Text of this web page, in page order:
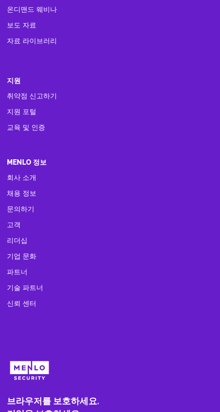
온디맨드 웨비나
보도 자료
자료 라이브러리
지원
취약점 신고하기
지원 포털
교육 및 인증
MENLO 정보
회사 소개
채용 정보
문의하기
고객
리더십
기업 문화
파트너
기술 파트너
신뢰 센터
브라우저를 보호하세요.